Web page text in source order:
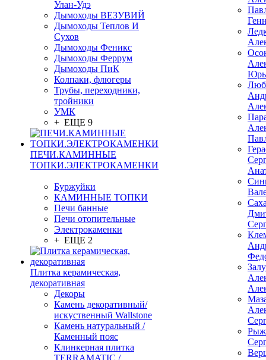
Улан-Удэ
Дымоходы ВЕЗУВИЙ
Дымоходы Теплов И
Сухов
Дымоходы Феникс
Дымоходы Феррум
Дымоходы ПиК
Колпаки, флюгеры
Трубы, переходники,
тройники
УМК
+ ЕЩЕ 9
ПЕЧИ.КАМИННЫЕ
ТОПКИ.ЭЛЕКТРОКАМЕНКИ
Буржуйки
КАМИННЫЕ ТОПКИ
Печи банные
Печи отопительные
Электрокаменки
+ ЕЩЕ 2
Плитка керамическая,
декоративная
Декоры
Камень декоративный/
искуственный Wallstone
Камень натуральный /
Каменный пояс
Клинкерная плитка
TERRAMATIC /